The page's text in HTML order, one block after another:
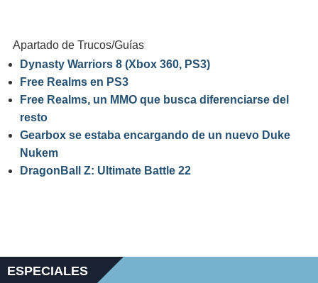
Apartado de Trucos/Guías
Dynasty Warriors 8 (Xbox 360, PS3)
Free Realms en PS3
Free Realms, un MMO que busca diferenciarse del
resto
Gearbox se estaba encargando de un nuevo Duke
Nukem
DragonBall Z: Ultimate Battle 22
ESPECIALES